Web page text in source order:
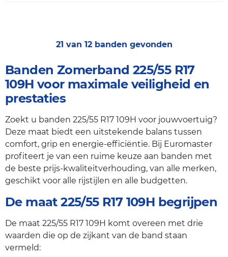
21 van 12 banden gevonden
Banden Zomerband 225/55 R17
109H voor maximale veiligheid en
prestaties
Zoekt u banden 225/55 R17 109H voor jouwvoertuig?
Deze maat biedt een uitstekende balans tussen
comfort, grip en energie-efficiëntie. Bij Euromaster
profiteert je van een ruime keuze aan banden met
de beste prijs-kwaliteitverhouding, van alle merken,
geschikt voor alle rijstijlen en alle budgetten.
De maat 225/55 R17 109H begrijpen
De maat 225/55 R17 109H komt overeen met drie
waarden die op de zijkant van de band staan
vermeld: